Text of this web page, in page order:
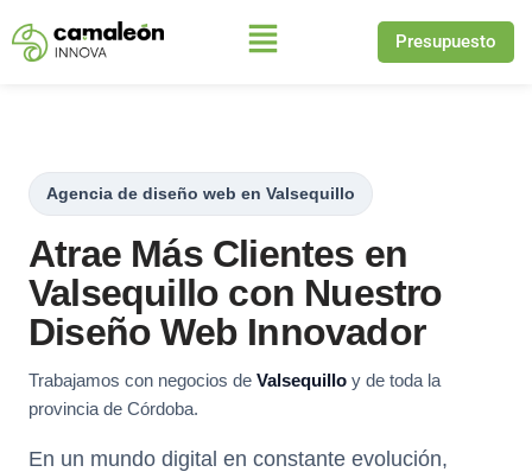
Saltar
Presupuesto
Agencia de diseño web en Valsequillo
Atrae Más Clientes en
Valsequillo con Nuestro
Diseño Web Innovador
Trabajamos con negocios de Valsequillo y de toda la
provincia de Córdoba.
En un mundo digital en constante evolución,